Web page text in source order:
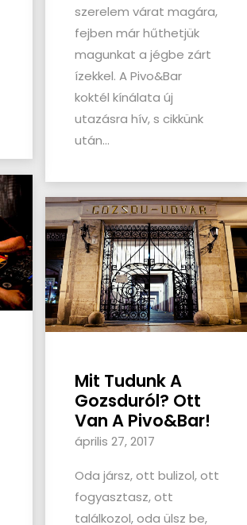
szerelem várat magára,
fejben már hűthetjük
magunkat a jégbe zárt
ízekkel. A Pivo&Bar
koktél kínálata új
utazásra hív, s cikkünk
után...
Mit Tudunk A
Gozsduról? Ott
Van A Pivo&Bar!
április 27, 2017
Oda jársz, ott bulizol, ott
fogyasztasz, ott
találkozol, oda ülsz be,